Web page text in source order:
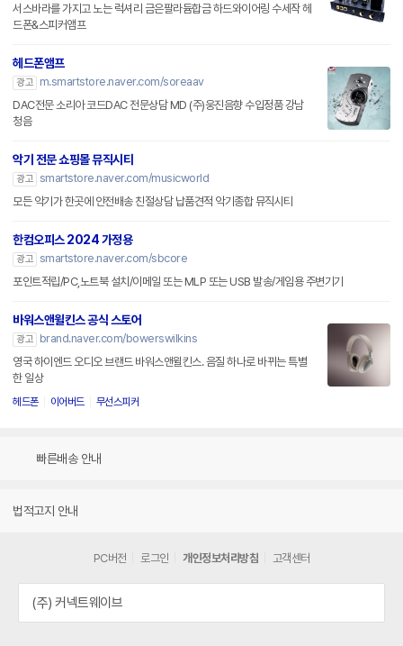
서스바라를 가지고 노는 럭셔리 금은팔라듐합금 하드와이어링 수세작 헤
드폰&스피커앰프
헤드폰앰프
광고
m.smartstore.naver.com/soreaav
DAC전문 소리아 코드DAC 전문상담 MD (주)웅진음향 수입정품 강남
청음
악기 전문 쇼핑몰 뮤직시티
광고 smartstore.naver.com/musicworld
모든 악기가 한곳에 안전배송 친절상담 납품견적 악기종합 뮤직시티
한컴오피스 2024 가정용
광고 smartstore.naver.com/sbcore
포인트적립/PC,노트북 설치/이메일 또는 MLP 또는 USB 발송/게임용 주변기기
바워스앤윌킨스 공식 스토어
광고
brand.naver.com/bowerswilkins
영국 하이엔드 오디오 브랜드 바워스앤윌킨스. 음질 하나로 바뀌는 특별
한 일상
헤드폰 이어버드 무선스피커
빠른배송 안내
법적고지 안내
PC버전 로그인 개인정보처리방침 고객센터
(주) 커넥트웨이브